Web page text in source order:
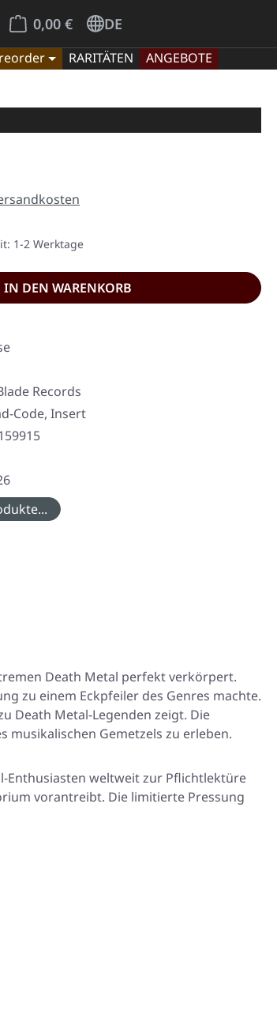
Produkte auf dem Merkzettel
0,00 €
Warenkorb enthält 0 Positionen. Der
DE
RARITÄTEN
ANGEBOTE
1-2 Werktage
IN DEN WARENKORB
Records
Code, Insert
Death Metal perfekt verkörpert.
zu einem Eckpfeiler des Genres machte.
Death Metal-Legenden zeigt. Die
Gemetzels zu erleben.
Enthusiasten weltweit zur Pflichtlektüre
vorantreibt. Die limitierte Pressung